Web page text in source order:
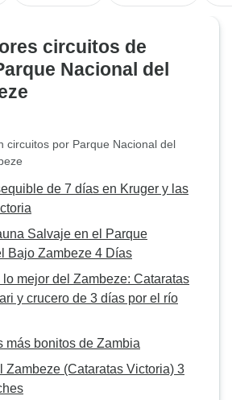
circuitos de
Nacional del
circuitos por Parque Nacional del
de 7 días en Kruger y las
Salvaje en el Parque
Bajo Zambeze 4 Días
lo mejor del Zambeze: Cataratas
y crucero de 3 días por el río
más bonitos de Zambia
Zambeze (Cataratas Victoria) 3